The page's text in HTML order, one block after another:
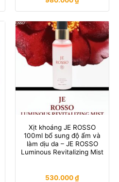
Xịt khoáng JE ROSSO
100ml bổ sung độ ẩm và
làm dịu da – JE ROSSO
Luminous Revitalizing Mist
530.000₫